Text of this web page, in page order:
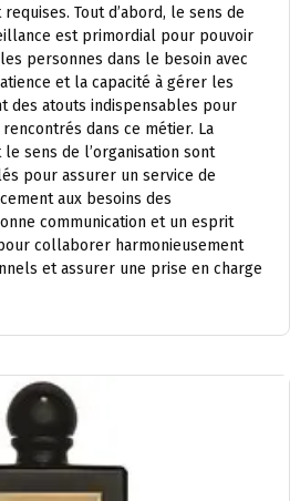
Tout d’abord, le sens de
est primordial pour pouvoir
personnes dans le besoin avec
et la capacité à gérer les
des atouts indispensables pour
dans ce métier. La
sens de l’organisation sont
pour assurer un service de
aux besoins des
communication et un esprit
collaborer harmonieusement
et assurer une prise en charge